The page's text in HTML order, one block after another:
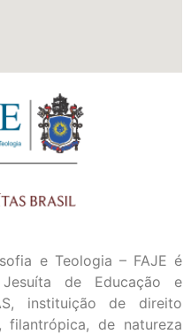
e Teologia – FAJE é
de Educação e
instituição de direito
de natureza